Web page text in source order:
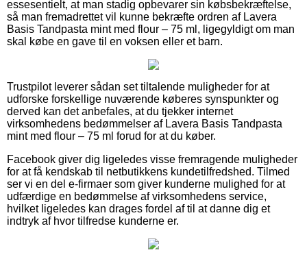
essesentielt, at man stadig opbevarer sin købsbekræftelse,
så man fremadrettet vil kunne bekræfte ordren af Lavera
Basis Tandpasta mint med flour – 75 ml, ligegyldigt om man
skal købe en gave til en voksen eller et barn.
Trustpilot leverer sådan set tiltalende muligheder for at
udforske forskellige nuværende køberes synspunkter og
derved kan det anbefales, at du tjekker internet
virksomhedens bedømmelser af Lavera Basis Tandpasta
mint med flour – 75 ml forud for at du køber.
Facebook giver dig ligeledes visse fremragende muligheder
for at få kendskab til netbutikkens kundetilfredshed. Tilmed
ser vi en del e-firmaer som giver kunderne mulighed for at
udfærdige en bedømmelse af virksomhedens service,
hvilket ligeledes kan drages fordel af til at danne dig et
indtryk af hvor tilfredse kunderne er.